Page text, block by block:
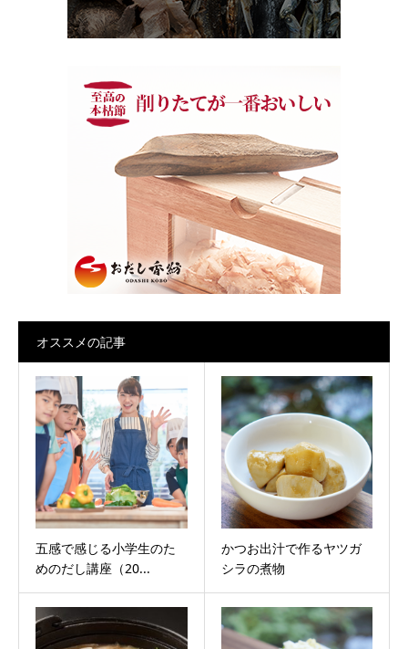
オススメの記事
五感で感じる小学生のた
めのだし講座（20...
かつお出汁で作るヤツガ
シラの煮物